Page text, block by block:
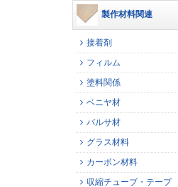
製作材料関連
接着剤
フィルム
塗料関係
ベニヤ材
バルサ材
グラス材料
カーボン材料
収縮チューブ・テープ